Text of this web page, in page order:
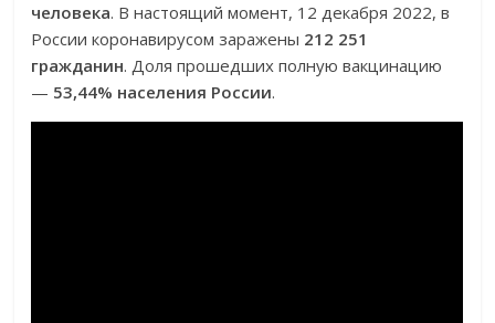
человека. В настоящий момент, 12 декабря 2022, в
России коронавирусом заражены 212 251
гражданин. Доля прошедших полную вакцинацию
— 53,44% населения России.